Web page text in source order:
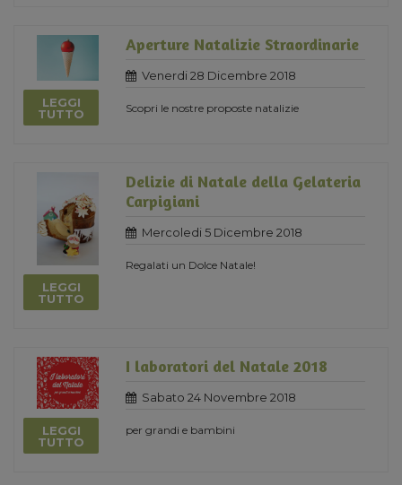
LEGGI
TUTTO
Aperture Natalizie Straordinarie
Venerdi 28 Dicembre 2018
Scopri le nostre proposte natalizie
LEGGI
TUTTO
Delizie di Natale della Gelateria
Carpigiani
Mercoledi 5 Dicembre 2018
Regalati un Dolce Natale!
LEGGI
TUTTO
I laboratori del Natale 2018
Sabato 24 Novembre 2018
per grandi e bambini